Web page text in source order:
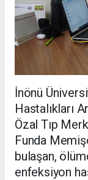
İnönü
Hastalıkları
Özal Tıp
Funda
bulaşan,
enfeksiyon